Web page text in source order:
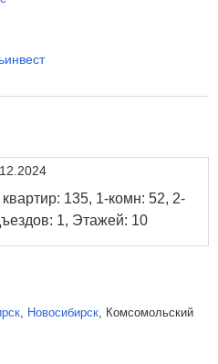
135, 1-комн: 52, 2-
1, Этажей: 10
, Новосибирск, Комсомольский